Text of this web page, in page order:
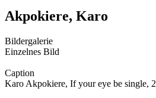
Akpokiere, Karo
Bildergalerie
Einzelnes Bild
Caption
Karo Akpokiere, If your eye be single,